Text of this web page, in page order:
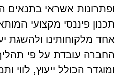
ופתרונות אשראי בתנאים
תכנון פיננסי מקצועי
אחד מלקוחותינו ולהשגת
החברה עובדת על פי
ומוגדר הכולל ייעוץ, לווי